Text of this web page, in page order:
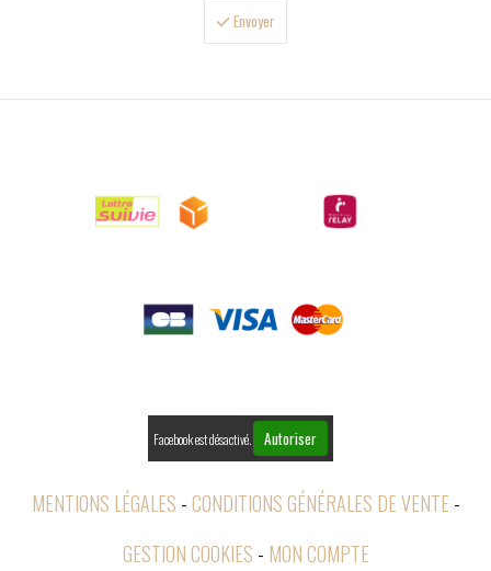
Envoyer
Facebook est désactivé. Autoriser
MENTIONS LÉGALES CONDITIONS GÉNÉRALES DE VENTE
GESTION COOKIES
MON COMPTE